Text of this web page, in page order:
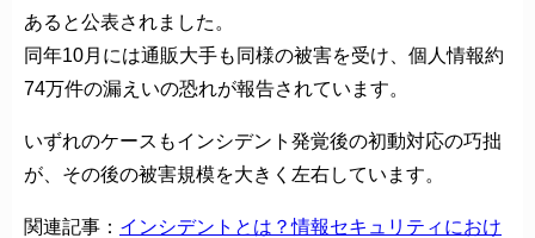
あると公表されました。
同年10月には通販大手も同様の被害を受け、個人情報約
74万件の漏えいの恐れが報告されています。
いずれのケースもインシデント発覚後の初動対応の巧拙
が、その後の被害規模を大きく左右しています。
関連記事： インシデントとは？情報セキュリティにおけ